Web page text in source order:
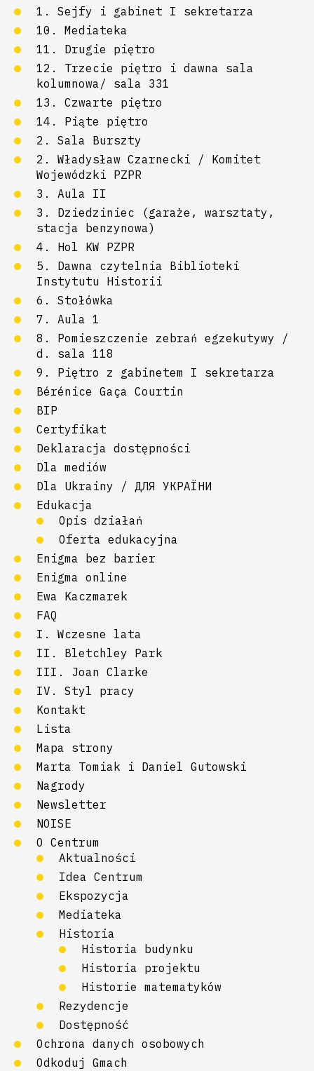
1. Sejfy i gabinet I sekretarza
10. Mediateka
11. Drugie piętro
12. Trzecie piętro i dawna sala
kolumnowa/ sala 331
13. Czwarte piętro
14. Piąte piętro
2. Sala Burszty
2. Władysław Czarnecki / Komitet
Wojewódzki PZPR
3. Aula II
3. Dziedziniec (garaże, warsztaty,
stacja benzynowa)
4. Hol KW PZPR
5. Dawna czytelnia Biblioteki
Instytutu Historii
6. Stołówka
7. Aula 1
8. Pomieszczenie zebrań egzekutywy /
d. sala 118
9. Piętro z gabinetem I sekretarza
Bérénice Gaça Courtin
BIP
Certyfikat
Deklaracja dostępności
Dla mediów
Dla Ukrainy / ДЛЯ УКРАЇНИ
Edukacja
Opis działań
Oferta edukacyjna
Enigma bez barier
Enigma online
Ewa Kaczmarek
FAQ
I. Wczesne lata
II. Bletchley Park
III. Joan Clarke
IV. Styl pracy
Kontakt
Lista
Mapa strony
Marta Tomiak i Daniel Gutowski
Nagrody
Newsletter
NOISE
O Centrum
Aktualności
Idea Centrum
Ekspozycja
Mediateka
Historia
Historia budynku
Historia projektu
Historie matematyków
Rezydencje
Dostępność
Ochrona danych osobowych
Odkoduj Gmach